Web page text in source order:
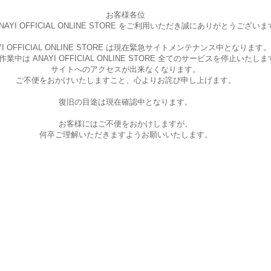
お客様各位
OFFICIAL ONLINE STORE をご利用いただき誠にありがとうございま
OFFICIAL ONLINE STORE は現在緊急サイトメンテナンス中となります。
業中は ANAYI OFFICIAL ONLINE STORE 全てのサービスを停止いたしま
サイトへのアクセスが出来なくなります。
ご不便をおかけいたしますこと、 心よりお詫び申し上げます。
復旧の目途は現在確認中となります。
お客様にはご不便をおかけしますが、
何卒ご理解いただきますようお願いいたします。